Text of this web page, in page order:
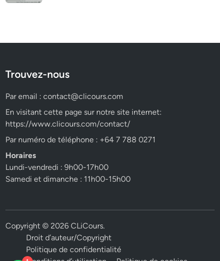
Trouvez-nous
Par email :contact@clicours.com
En visitant cette page sur notre site internet:
https://www.clicours.com/contact/
Par numéro de téléphone : +64 7 788 0271
Horaires
Lundi-vendredi : 9h00-17h00
Samedi et dimanche : 11h00-15h00
Copyright © 2026CLiCours.
Droit d’auteur/Copyright
Politique de confidentialité